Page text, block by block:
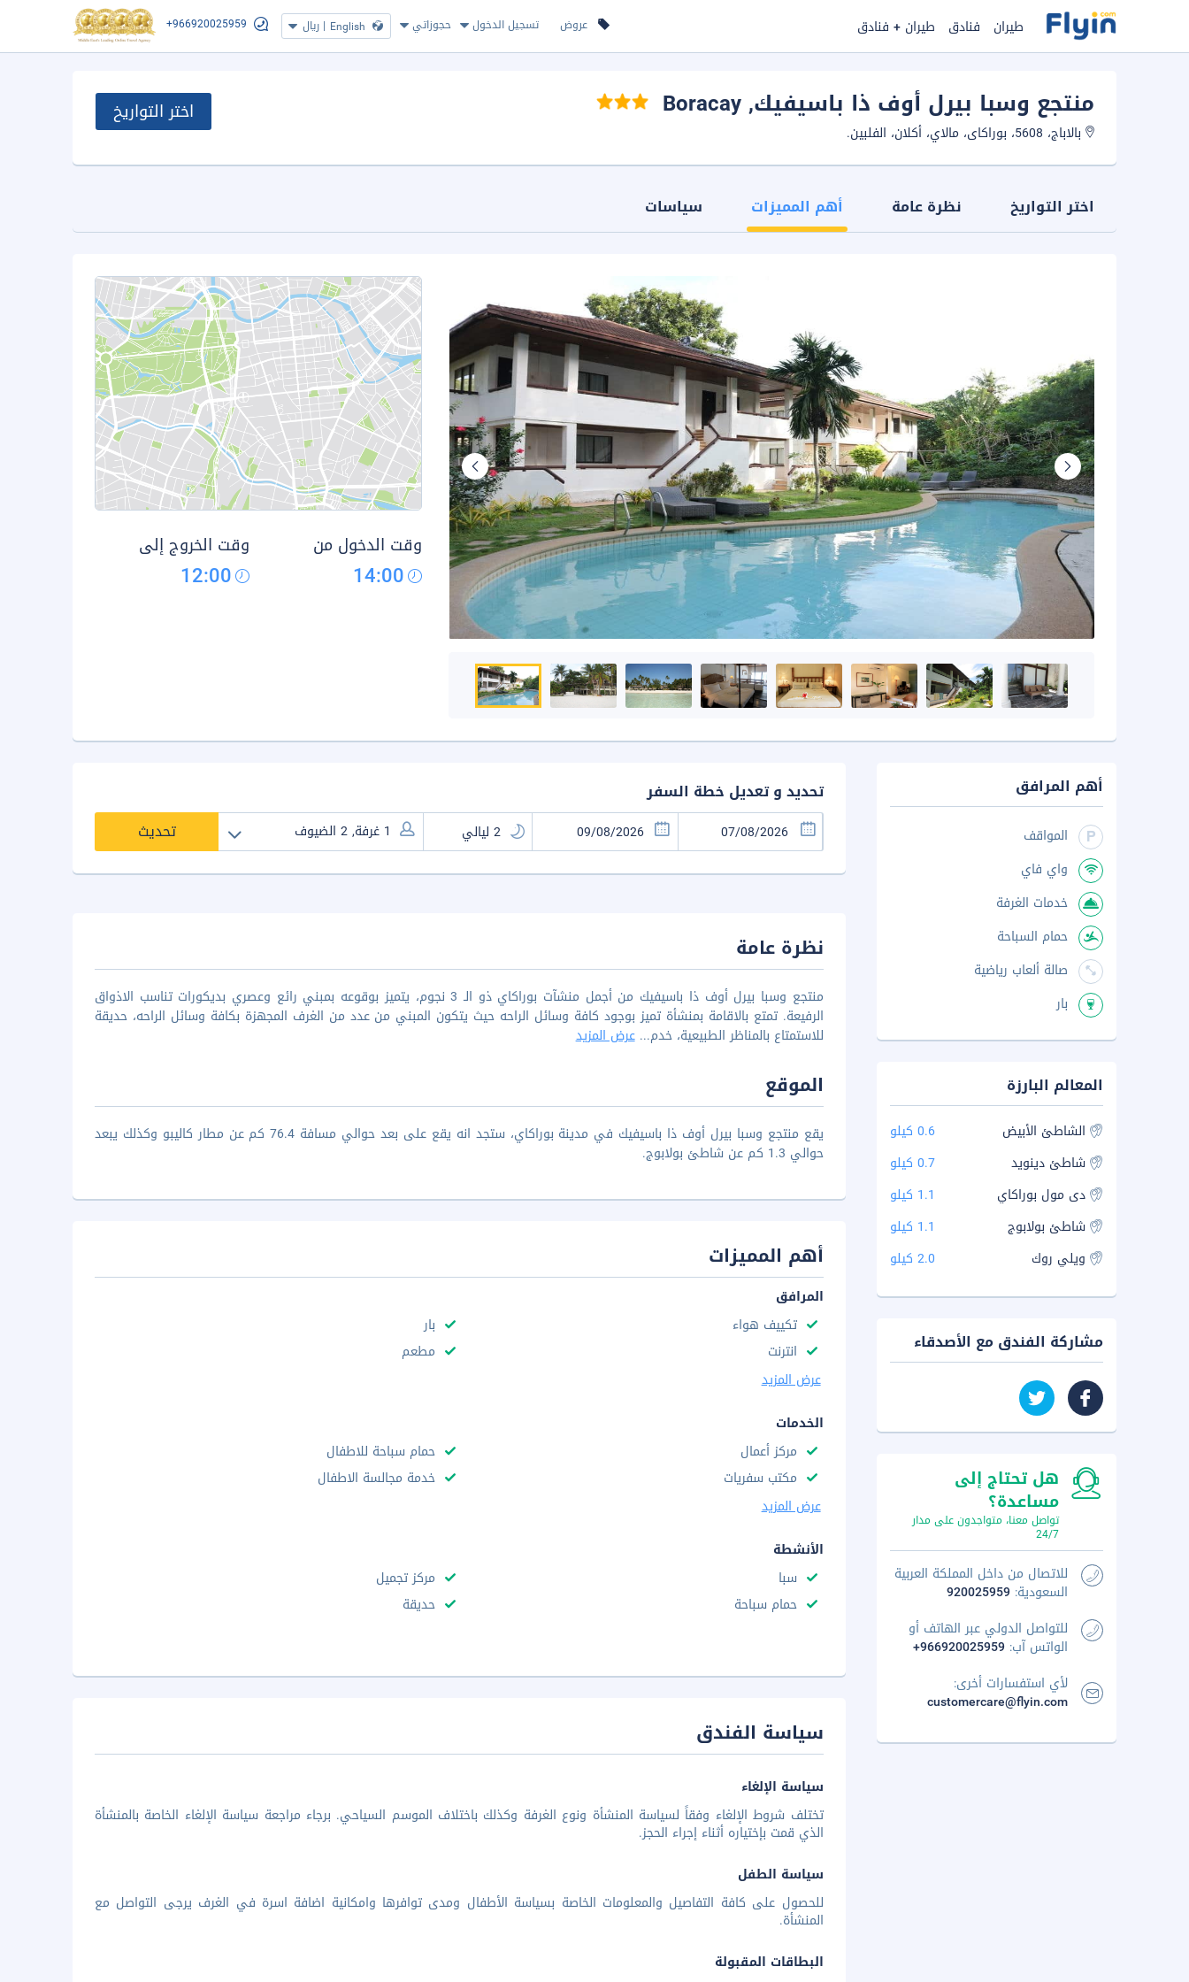
عروض تسجيل الدخول حجوزاتي English
| ريال +966920025959 طيران فنادق طيران + فنادق
منتجع وسبا بيرل أوف ذا باسيفيك, Boracay
بالاباج، 5608، بوراكاى، مالاي، أكلان، الفلبين.
اختر التواريخ
اختر التواريخ نظرة عامة أهم المميزات سياسات
وقت الدخول من
14:00
وقت الخروج إلى
12:00
تحديد و تعديل خطة السفر
تحديث
نظرة عامة
منتجع وسبا بيرل أوف ذا باسيفيك من أجمل منشآت بوراكاي ذو الـ 3 نجوم، يتميز بوقوعه بمبني رائع وعصري بديكورات تناسب الاذواق
الرفيعة. تمتع بالاقامة بمنشأة تميز بوجود كافة وسائل الراحه حيث يتكون المبني من عدد من الغرف المجهزة بكافة وسائل الراحه، حديقة
للاستمتاع بالمناظر الطبيعية، خدم...عرض المزيد
الموقع
يقع منتجع وسبا بيرل أوف ذا باسيفيك في مدينة بوراكاي، ستجد انه يقع على بعد حوالي مسافة 76.4 كم عن مطار كاليبو وكذلك يبعد
حوالي 1.3 كم عن شاطئ بولابوج.
أهم المميزات
المرافق
تكييف هواء
بار
انترنت
مطعم
عرض المزيد
الخدمات
مركز أعمال
حمام سباحة للاطفال
مكتب سفريات
خدمة مجالسة الاطفال
عرض المزيد
الأنشطة
سبا
مركز تجميل
حمام سباحة
حديقة
سياسة الفندق
سياسة الإلغاء
تختلف شروط الإلغاء وفقاً لسياسة المنشأة ونوع الغرفة وكذلك باختلاف الموسم السياحي. برجاء مراجعة سياسة الإلغاء الخاصة بالمنشأة
الذي قمت بإختياره أثناء إجراء الحجز.
سياسة الطفل
للحصول على كافة التفاصيل والمعلومات الخاصة بسياسة الأطفال ومدى توافرها وامكانية اضافة اسرة في الغرف يرجى التواصل مع
المنشأة.
البطاقات المقبولة
أهم المرافق
المواقف
واي فاي
خدمات الغرفة
حمام السباحة
صالة ألعاب رياضية
بار
المعالم البارزة
الشاطئ الأبيض
0.6 كيلو
شاطئ دينويد
0.7 كيلو
دى مول بوراكاي
1.1 كيلو
شاطئ بولابوج
1.1 كيلو
ويلي روك
2.0 كيلو
مشاركة الفندق مع الأصدقاء
هل تحتاج إلى
مساعدة؟
تواصل معنا، متواجدون على مدار
24/7
للاتصال من داخل المملكة العربية
السعودية: 920025959
للتواصل الدولي عبر الهاتف أو
الواتس آب: +966920025959
لأي استفسارات أخرى:
customercare@flyin.com